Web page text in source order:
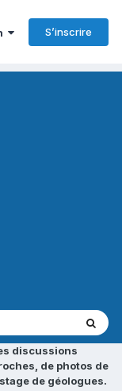
S’inscrire
discussions
de photos de
de géologues.